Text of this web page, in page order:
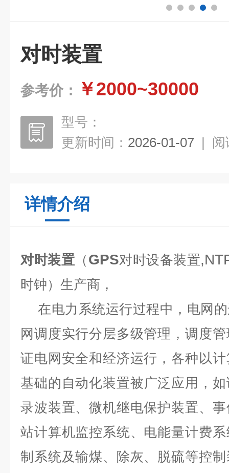
对时装置
参考价： ￥2000~30000
型号：
更新时间： 2026-01-07 | 阅
详情介绍
对时装置 （ GPS对时设备装置
时钟）生产商，
在电力系统运行过程中，电网
网调度实行分层多级管理，调度
证电网安全和经济运行，各种以
基础的自动化装置被广泛应用，
录波装置、微机继电保护装置、
站计算机监控系统、电能量计费
制系统及输煤、除灰、脱硫等控